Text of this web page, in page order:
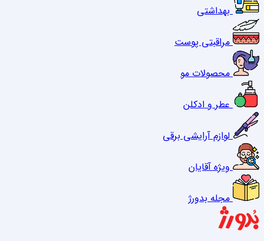
بهداشتی
مراقبتی پوست
محصولات مو
عطر و ادکلن
لوازم آرایشی برقی
ویژه آقایان
مجله بدورژ